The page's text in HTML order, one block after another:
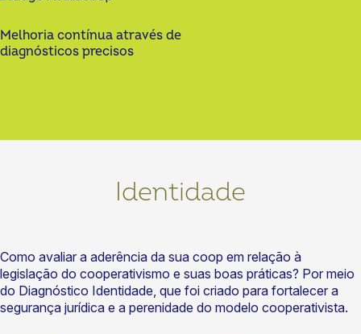
Melhoria contínua através de
diagnósticos precisos
Identidade
Como avaliar a aderência da sua coop em relação à
legislação do cooperativismo e suas boas práticas? Por meio
do Diagnóstico Identidade, que foi criado para fortalecer a
segurança jurídica e a perenidade do modelo cooperativista.